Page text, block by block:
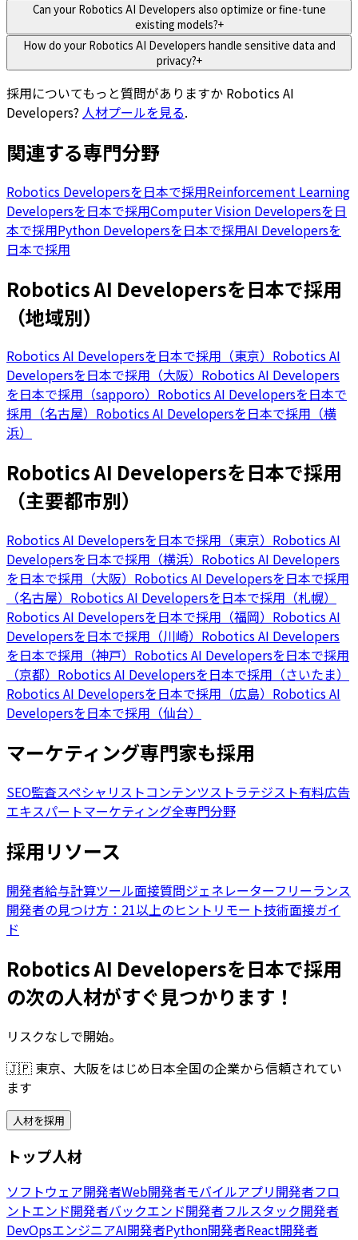
Can your Robotics AI Developers also optimize or fine-tune
existing models?+
How do your Robotics AI Developers handle sensitive data and
privacy?+
採用についてもっと質問がありますか Robotics AI
Developers? 人材プールを見る.
関連する専門分野
Robotics Developersを日本で採用Reinforcement Learning
Developersを日本で採用Computer Vision Developersを日
本で採用Python Developersを日本で採用AI Developersを
日本で採用
Robotics AI Developersを日本で採用
（地域別）
Robotics AI Developersを日本で採用（東京） Robotics AI
Developersを日本で採用（大阪） Robotics AI Developers
を日本で採用（sapporo） Robotics AI Developersを日本で
採用（名古屋） Robotics AI Developersを日本で採用（横
浜）
Robotics AI Developersを日本で採用
（主要都市別）
Robotics AI Developersを日本で採用（東京） Robotics AI
Developersを日本で採用（横浜） Robotics AI Developers
を日本で採用（大阪） Robotics AI Developersを日本で採用
（名古屋） Robotics AI Developersを日本で採用（札幌）
Robotics AI Developersを日本で採用（福岡） Robotics AI
Developersを日本で採用（川崎） Robotics AI Developers
を日本で採用（神戸） Robotics AI Developersを日本で採用
（京都） Robotics AI Developersを日本で採用（さいたま）
Robotics AI Developersを日本で採用（広島） Robotics AI
Developersを日本で採用（仙台）
マーケティング専門家も採用
SEO監査スペシャリストコンテンツストラテジスト有料広告
エキスパートマーケティング全専門分野
採用リソース
開発者給与計算ツール面接質問ジェネレーターフリーランス
開発者の見つけ方：21以上のヒント リモート技術面接ガイ
ド
Robotics AI Developersを日本で採用
の次の人材がすぐ見つかります！
リスクなしで開始。
🇯🇵 東京、大阪をはじめ日本全国の企業から信頼されてい
ます
人材を採用
トップ人材
ソフトウェア開発者Web開発者モバイルアプリ開発者フロ
ントエンド開発者バックエンド開発者フルスタック開発者
DevOpsエンジニアAI開発者Python開発者React開発者